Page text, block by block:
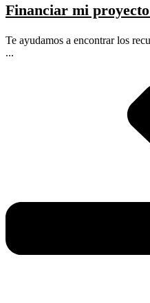
Financiar mi
Te ayudamos a encontrar los
...